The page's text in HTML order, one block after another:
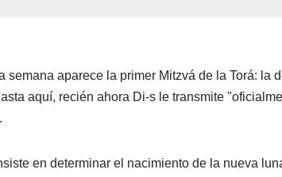
semana aparece la primer Mitzvá de la Torá: la
aquí, recién ahora Di-s le transmite
en determinar el nacimiento de la nueva